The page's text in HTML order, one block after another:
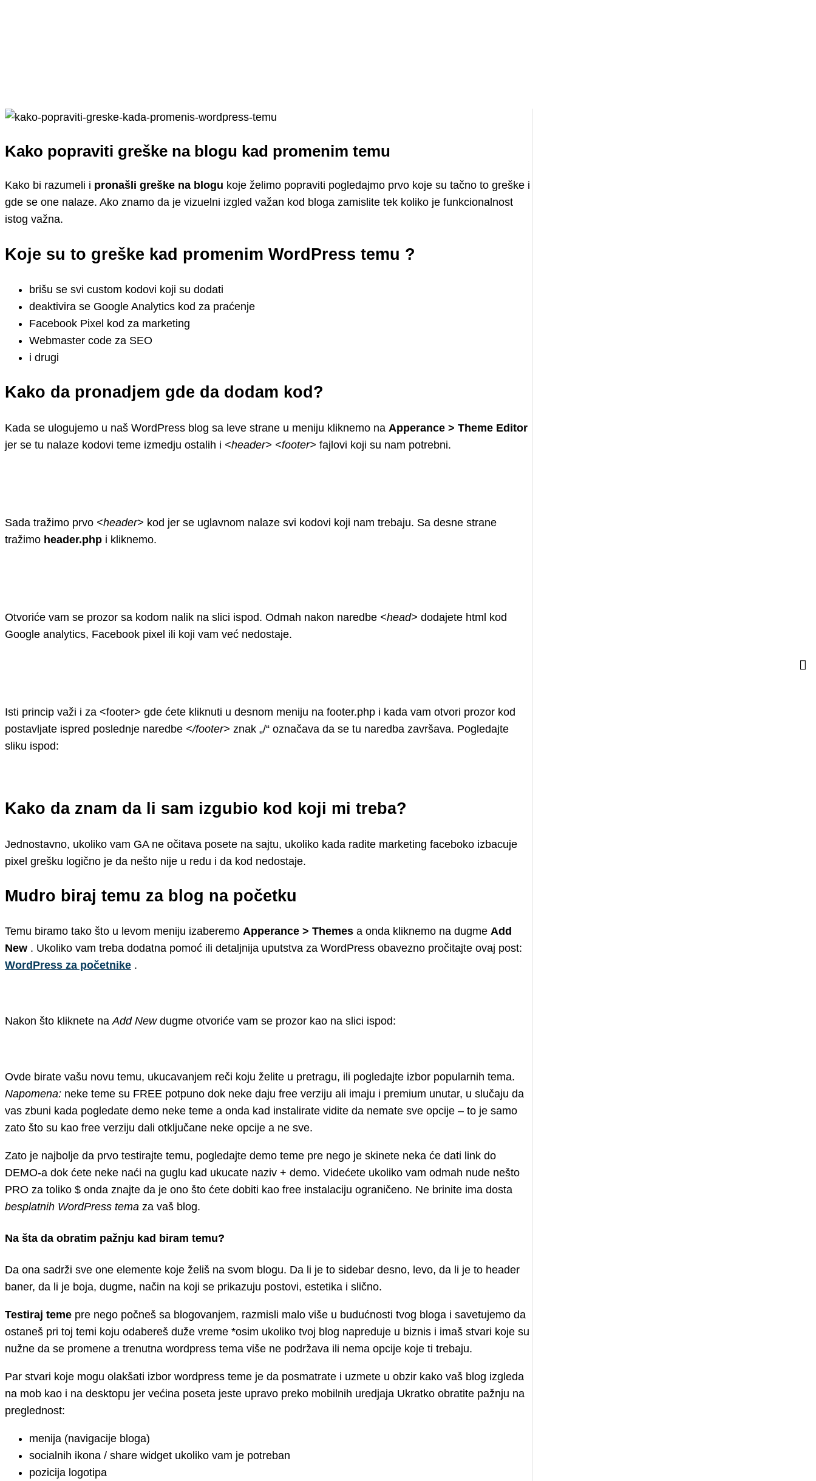
Kako popraviti greške na blogu kad promenim temu
Kako bi razumeli i pronašli greške na blogu koje želimo popraviti pogledajmo prvo koje su tačno to greške i
gde se one nalaze. Ako znamo da je vizuelni izgled važan kod bloga zamislite tek koliko je funkcionalnost
istog važna.
Koje su to greške kad promenim WordPress temu ?
brišu se svi custom kodovi koji su dodati
deaktivira se Google Analytics kod za praćenje
Facebook Pixel kod za marketing
Webmaster code za SEO
i drugi
Kako da pronadjem gde da dodam kod?
Kada se ulogujemo u naš WordPress blog sa leve strane u meniju kliknemo na Apperance > Theme Editor
jer se tu nalaze kodovi teme izmedju ostalih i <header> <footer> fajlovi koji su nam potrebni.
Sada tražimo prvo <header> kod jer se uglavnom nalaze svi kodovi koji nam trebaju. Sa desne strane
tražimo header.php i kliknemo.
Otvoriće vam se prozor sa kodom nalik na slici ispod. Odmah nakon naredbe <head> dodajete html kod
Google analytics, Facebook pixel ili koji vam već nedostaje.
Isti princip važi i za <footer> gde ćete kliknuti u desnom meniju na footer.php i kada vam otvori prozor kod
postavljate ispred poslednje naredbe </footer> znak „/“ označava da se tu naredba završava. Pogledajte
sliku ispod:
Kako da znam da li sam izgubio kod koji mi treba?
Jednostavno, ukoliko vam GA ne očitava posete na sajtu, ukoliko kada radite marketing faceboko izbacuje
pixel grešku logično je da nešto nije u redu i da kod nedostaje.
Mudro biraj temu za blog na početku
Temu biramo tako što u levom meniju izaberemo Apperance > Themes a onda kliknemo na dugme Add
New . Ukoliko vam treba dodatna pomoć ili detaljnija uputstva za WordPress obavezno pročitajte ovaj post:
WordPress za početnike .
Nakon što kliknete naAdd Newdugme otvoriće vam se prozor kao na slici ispod:
Ovde birate vašu novu temu, ukucavanjem reči koju želite u pretragu, ili pogledajte izbor popularnih tema.
Napomena: neke teme su FREE potpuno dok neke daju free verziju ali imaju i premium unutar, u slučaju da
vas zbuni kada pogledate demo neke teme a onda kad instalirate vidite da nemate sve opcije – to je samo
zato što su kao free verziju dali otključane neke opcije a ne sve.
Zato je najbolje da prvo testirajte temu, pogledajte demo teme pre nego je skinete neka će dati link do
DEMO-a dok ćete neke naći na guglu kad ukucate naziv + demo. Videćete ukoliko vam odmah nude nešto
PRO za toliko $ onda znajte da je ono što ćete dobiti kao free instalaciju ograničeno. Ne brinite ima dosta
besplatnih WordPress tema za vaš blog.
Na šta da obratim pažnju kad biram temu?
Da ona sadrži sve one elemente koje želiš na svom blogu. Da li je to sidebar desno, levo, da li je to header
baner, da li je boja, dugme, način na koji se prikazuju postovi, estetika i slično.
Testiraj teme pre nego počneš sa blogovanjem, razmisli malo više u budućnosti tvog bloga i savetujemo da
ostaneš pri toj temi koju odabereš duže vreme *osim ukoliko tvoj blog napreduje u biznis i imaš stvari koje su
nužne da se promene a trenutna wordpress tema više ne podržava ili nema opcije koje ti trebaju.
Par stvari koje mogu olakšati izbor wordpress teme je da posmatrate i uzmete u obzir kako vaš blog izgleda
na mob kao i na desktopu jer većina poseta jeste upravo preko mobilnih uredjaja Ukratko obratite pažnju na
preglednost:
menija (navigacije bloga)
socialnih ikona / share widget ukoliko vam je potreban
pozicija logotipa